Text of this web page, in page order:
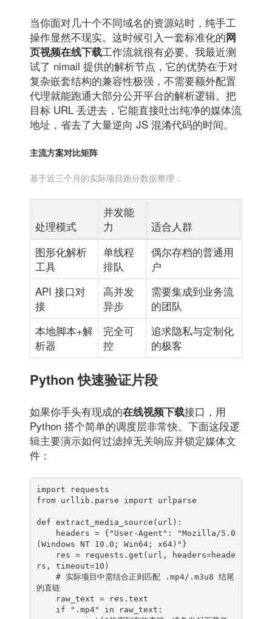
当你面对几十个不同域名的资源站时，纯手工
操作显然不现实。这时候引入一套标准化的网
页视频在线下载工作流就很有必要。我最近测
试了 nimail 提供的解析节点，它的优势在于对
复杂嵌套结构的兼容性极强，不需要额外配置
代理就能跑通大部分公开平台的解析逻辑。把
目标 URL 丢进去，它能直接吐出纯净的媒体流
地址，省去了大量逆向 JS 混淆代码的时间。
主流方案对比矩阵
基于近三个月的实际项目跑分数据整理：
处理模式
并发能
力
适合人群
图形化解析
工具
单线程
排队
偶尔存档的普通用
户
API 接口对
接
高并发
异步
需要集成到业务流
的团队
本地脚本+解
析器
完全可
控
追求隐私与定制化
的极客
Python 快速验证片段
如果你手头有现成的在线视频下载接口，用
Python 搭个简单的调度层非常快。下面这段逻
辑主要演示如何过滤掉无关响应并锁定媒体文
件：
import requests
from urllib.parse import urlparse
def extract_media_source(url):
(Windows NT 10.0; Win64; x64)"}
rs, timeout=10)
的直链